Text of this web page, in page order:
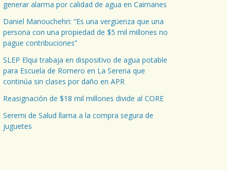
generar alarma por calidad de agua en Caimanes
Daniel Manouchehri: “Es una vergüenza que una
persona con una propiedad de $5 mil millones no
pague contribuciones”
SLEP Elqui trabaja en dispositivo de agua potable
para Escuela de Romero en La Serena que
continúa sin clases por daño en APR
Reasignación de $18 mil millones divide al CORE
Seremi de Salud llama a la compra segura de
juguetes